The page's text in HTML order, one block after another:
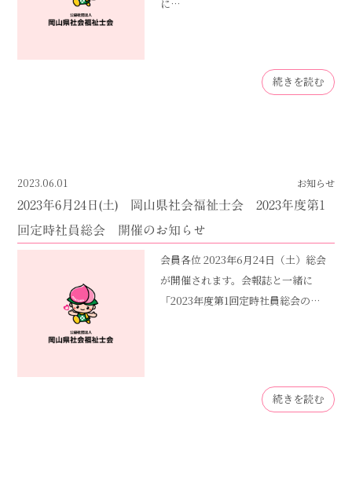
に…
続きを読む
2023.06.01 お知らせ
2023年6月24日(土) 岡山県社会福祉士会 2023年度第1
回定時社員総会 開催のお知らせ
会員各位 2023年6月24日（土）総会
が開催されます。会報誌と一緒に
「2023年度第1回定時社員総会の…
続きを読む